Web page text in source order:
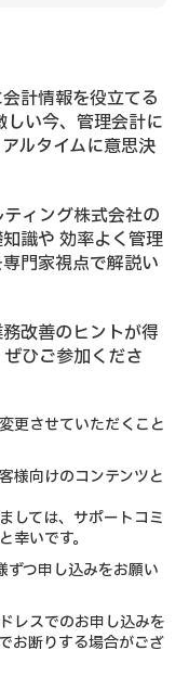
計情報を役立てる
しい今、管理会計に
ルタイムに意思決
ィング株式会社の
識や 効率よく管理
門家視点で解説い
改善のヒントが得
ひご参加くださ
更させていただくこと
様向けのコンテンツと
しては、サポートコミ
いです。
つ申し込みをお願い
レスでのお申し込みを
お断りする場合がござ